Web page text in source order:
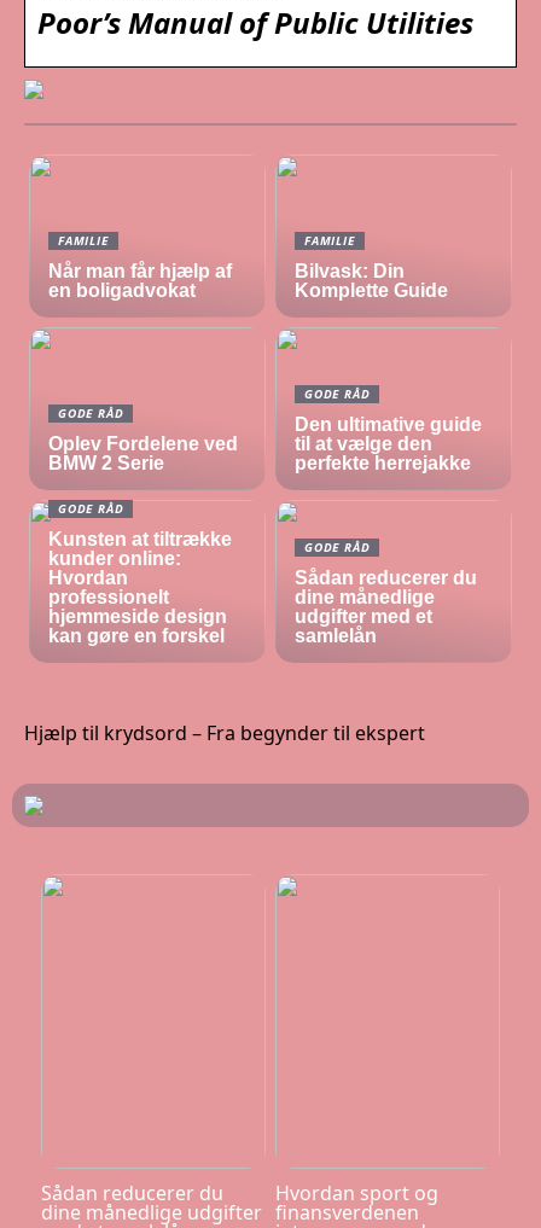
Poor’s Manual of Public Utilities
FAMILIE
Når man får hjælp af
en boligadvokat
FAMILIE
Bilvask: Din
Komplette Guide
GODE RÅD
Oplev Fordelene ved
BMW 2 Serie
GODE RÅD
Den ultimative guide
til at vælge den
perfekte herrejakke
GODE RÅD
Kunsten at tiltrække
kunder online:
Hvordan
professionelt
hjemmeside design
kan gøre en forskel
GODE RÅD
Sådan reducerer du
dine månedlige
udgifter med et
samlelån
Hjælp til krydsord – Fra begynder til ekspert
Sådan reducerer du
dine månedlige udgifter
Hvordan sport og
finansverdenen